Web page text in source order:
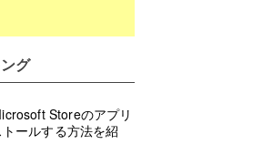
グ
Storeのアプリ
ールする方法を紹